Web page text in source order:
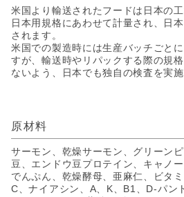
米国より輸送されたフードは日本の
日本用規格にあわせて計量され、日
されます。
米国での製造時には生産バッチごと
すが、輸送時やリパックする際の規
ないよう、日本でも独自の検査を実施
原材料
サーモン、乾燥サーモン、グリーン
豆、エンドウ豆プロテイン、キャノ
でんぷん、乾燥酵母、亜麻仁、ビタ
C、ナイアシン、A、K、B1、D-パン